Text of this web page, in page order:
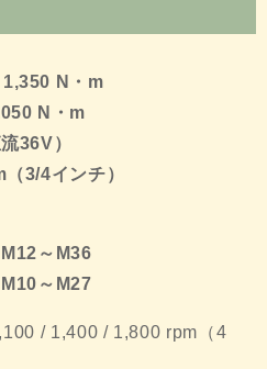
1,350 N・m
N・m
36V）
3/4インチ）
M12～M36
M10～M27
/ 1,400 / 1,800 rpm（4